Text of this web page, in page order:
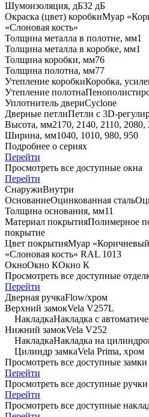
Шумоизоляция, дБ32 дБ
Окраска (цвет) коробкиМуар
«Слоновая кость»
Толщина металла в полотне, мм1
Толщина металла в коробке, мм1
Толщина коробки, мм76
Толщина полотна, мм77
Утепление коробкиКоробка,
Утепление полотна
Уплотнитель двериCyclone
Дверные петлиПетли с 3D-
Высота, мм2170, 2140, 2110, 2080,
Ширина, мм1040, 1010, 980, 950
Подробнее о сериях
Перейти
Просмотреть все доступные окна
Перейти
СнаружиВнутри
ОснованиеОцинкованная сталь
Толщина основания, мм11
Материал покрытияПолимерное
покрытие
Цвет покрытияМуар
«Слоновая кость» RAL 1013
ОкноОкно КОкно К
Просмотреть все доступные
Перейти
Дверная ручкаFlоw/хром
Верхний замокVela V257L
НакладкаНакладка с
Нижний замокVela V252
НакладкаНакладка на
Цилиндр замкаVela Prima, хром
Просмотреть все доступные замки
Перейти
Просмотреть все доступные ручки
Перейти
Просмотреть все доступные